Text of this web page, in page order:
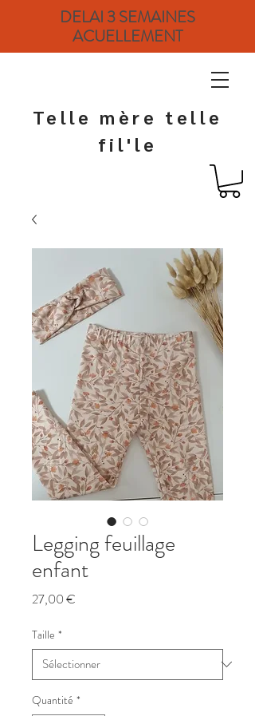
DELAI 3 SEMAINES
ACUELLEMENT
Telle mère telle
fil'le
Legging feuillage
enfant
27,00 €
Taille *
Quantité *